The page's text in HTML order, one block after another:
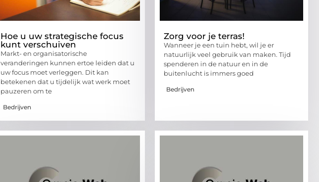
Hoe u uw strategische focus
kunt verschuiven
Markt- en organisatorische
veranderingen kunnen ertoe leiden dat u
uw focus moet verleggen. Dit kan
betekenen dat u tijdelijk wat werk moet
pauzeren om te
Bedrijven
Zorg voor je terras!
Wanneer je een tuin hebt, wil je er
natuurlijk veel gebruik van maken. Tijd
spenderen in de natuur en in de
buitenlucht is immers goed
Bedrijven